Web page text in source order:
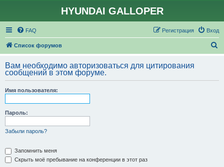
HYUNDAI GALLOPER
FAQ Вход
Регистрация
Список форумов
с
Вам необходимо авторизоваться для цитирования
сообщений в этом форуме.
Имя пользователя:
Пароль:
Забыли пароль?
Запомнить меня
Скрыть моё пребывание на конференции в этот раз